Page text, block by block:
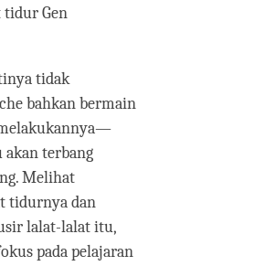
Gen
tidak
bahkan bermain
akan terbang
Melihat
tidurnya dan
lalat-lalat itu,
pada pelajaran